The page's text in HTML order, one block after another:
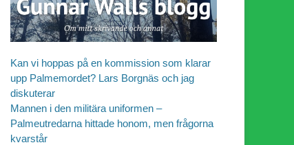
Kan vi hoppas på en kommission som klarar
upp Palmemordet? Lars Borgnäs och jag
diskuterar
Mannen i den militära uniformen –
Palmeutredarna hittade honom, men frågorna
kvarstår